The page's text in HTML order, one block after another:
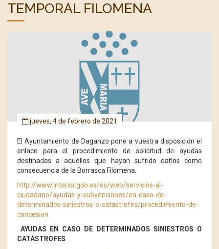
TEMPORAL FILOMENA
jueves, 4 de febrero de 2021
El Ayuntamiento de Daganzo pone a vuestra disposición el
enlace para el procedimiento de solicitud de ayudas
destinadas a aquellos que hayan sufrido daños como
consecuencia de la Borrasca Filomena.
http://www.interior.gob.es/es/web/servicios-al-
ciudadano/ayudas-y-subvenciones/en-caso-de-
determinados-siniestros-o-catastrofes/procedimiento-de-
concesion
AYUDAS EN CASO DE DETERMINADOS SINIESTROS O
CATÁSTROFES